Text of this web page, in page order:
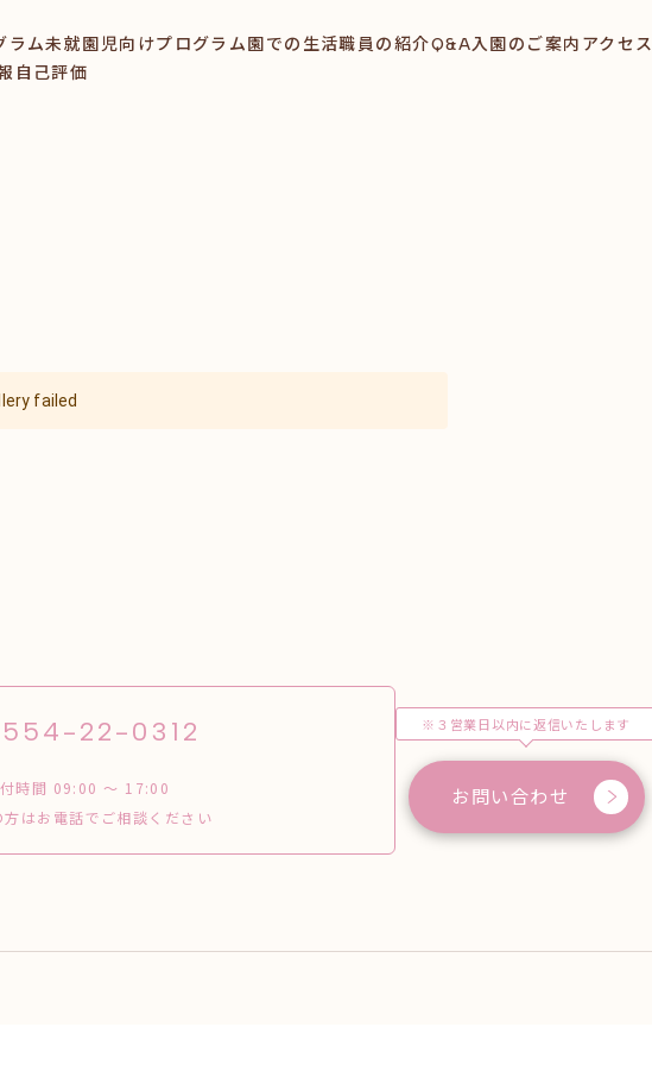
ラム未就園児向けプログラム 園での生活職員の紹介Q&A入園のご案内 アクセス
自己評価
22-0312
時間 09:00 〜 17:00
方はお電話でご相談ください
※３営業日以内に返信いたします
お問い合わせ